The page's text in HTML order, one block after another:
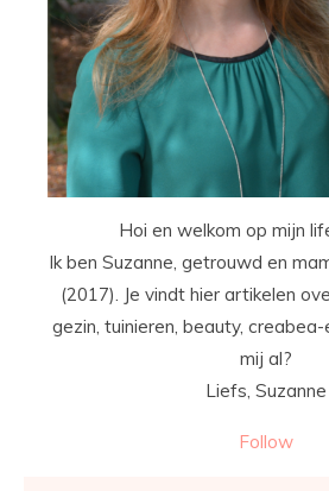
Hoi en welkom op mijn
Ik ben Suzanne, getrouwd en
(2017). Je vindt hier artikelen
gezin, tuinieren, beauty,
mij al?
Liefs, Suzanne
Follow